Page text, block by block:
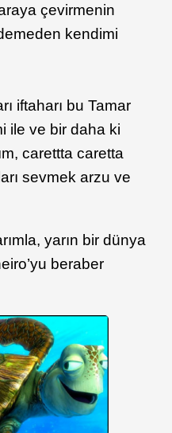
çevirmenin
kendimi
iftaharı bu Tamar
ile ve bir daha ki
carettta caretta
sevmek arzu ve
yarın bir dünya
beraber